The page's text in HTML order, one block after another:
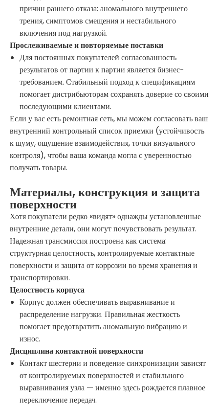
причин раннего отказа: аномального внутреннего
трения, симптомов смещения и нестабильного
включения под нагрузкой.
Прослеживаемые и повторяемые поставки
Для постоянных покупателей согласованность
результатов от партии к партии является бизнес-
требованием. Стабильный подход к спецификациям
помогает дистрибьюторам сохранять доверие со своими
последующими клиентами.
Если у вас есть ремонтная сеть, мы можем согласовать ваш
внутренний контрольный список приемки (устойчивость
к шуму, ощущение взаимодействия, точки визуального
контроля), чтобы ваша команда могла с уверенностью
получать товары.
Материалы, конструкция и защита
поверхности
Хотя покупатели редко «видят» однажды установленные
внутренние детали, они могут почувствовать результат.
Надежная трансмиссия построена как система:
структурная целостность, контролируемые контактные
поверхности и защита от коррозии во время хранения и
транспортировки.
Целостность корпуса
Корпус должен обеспечивать выравнивание и
распределение нагрузки. Правильная жесткость
помогает предотвратить аномальную вибрацию и
износ.
Дисциплина контактной поверхности
Контакт шестерни и поведение синхронизации зависят
от контролируемых поверхностей и стабильного
выравнивания узла — именно здесь рождается плавное
переключение передач.